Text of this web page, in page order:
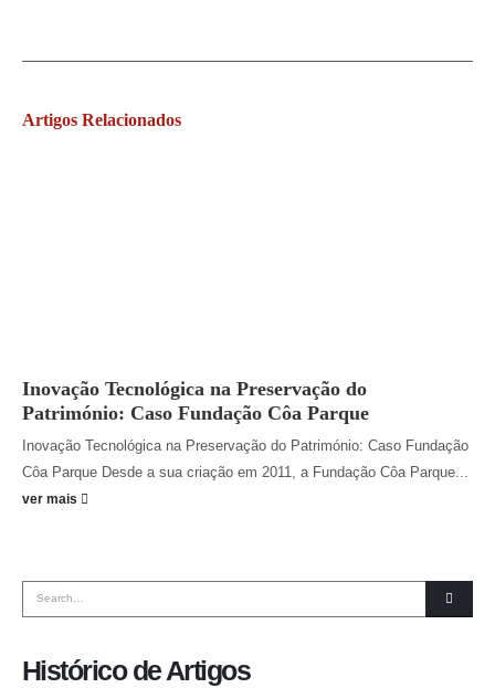
Artigos Relacionados
Inovação Tecnológica na Preservação do
Património: Caso Fundação Côa Parque
Inovação Tecnológica na Preservação do Património: Caso Fundação
Côa Parque Desde a sua criação em 2011, a Fundação Côa Parque...
ver mais
Histórico de Artigos